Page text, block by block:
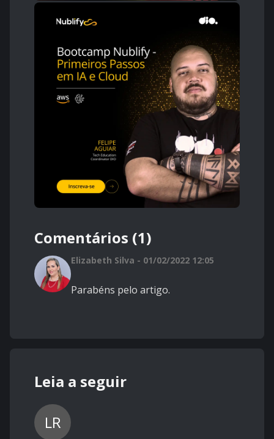
Comentários (1)
Elizabeth Silva - 01/02/2022 12:05
Parabéns pelo artigo.
Leia a seguir
LR